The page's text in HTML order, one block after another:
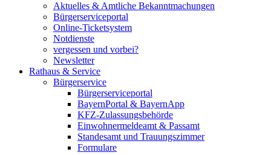
Aktuelles & Amtliche Bekanntmachungen
Bürgerserviceportal
Online-Ticketsystem
Notdienste
vergessen und vorbei?
Newsletter
Rathaus & Service
Bürgerservice
Bürgerserviceportal
BayernPortal & BayernApp
KFZ-Zulassungsbehörde
Einwohnermeldeamt & Passamt
Standesamt und Trauungszimmer
Formulare